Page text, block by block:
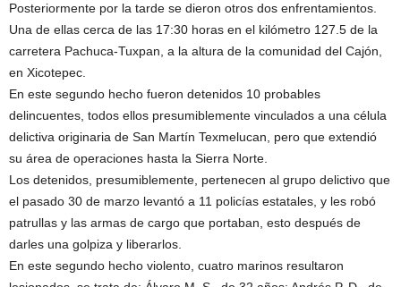
Posteriormente por la tarde se dieron otros dos enfrentamientos.
Una de ellas cerca de las 17:30 horas en el kilómetro 127.5 de la
carretera Pachuca-Tuxpan, a la altura de la comunidad del Cajón,
en Xicotepec.
En este segundo hecho fueron detenidos 10 probables
delincuentes, todos ellos presumiblemente vinculados a una célula
delictiva originaria de San Martín Texmelucan, pero que extendió
su área de operaciones hasta la Sierra Norte.
Los detenidos, presumiblemente, pertenecen al grupo delictivo que
el pasado 30 de marzo levantó a 11 policías estatales, y les robó
patrullas y las armas de cargo que portaban, esto después de
darles una golpiza y liberarlos.
En este segundo hecho violento, cuatro marinos resultaron